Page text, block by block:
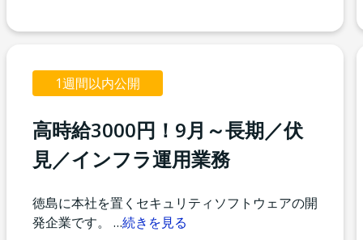
1週間以内公開
高時給3000円！9月～長期／伏
見／インフラ運用業務
徳島に本社を置くセキュリティソフトウェアの開
発企業です。 …続きを見る